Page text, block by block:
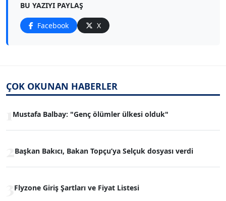
BU YAZIYI PAYLAŞ
Facebook X
ÇOK OKUNAN HABERLER
Mustafa Balbay: "Genç ölümler ülkesi olduk"
Başkan Bakıcı, Bakan Topçu’ya Selçuk dosyası verdi
Flyzone Giriş Şartları ve Fiyat Listesi